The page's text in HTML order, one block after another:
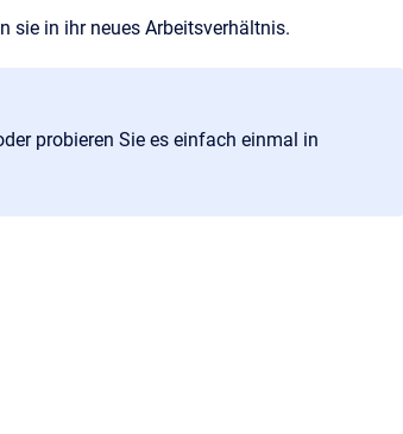
sie in ihr neues Arbeitsverhältnis.
probieren Sie es einfach einmal in